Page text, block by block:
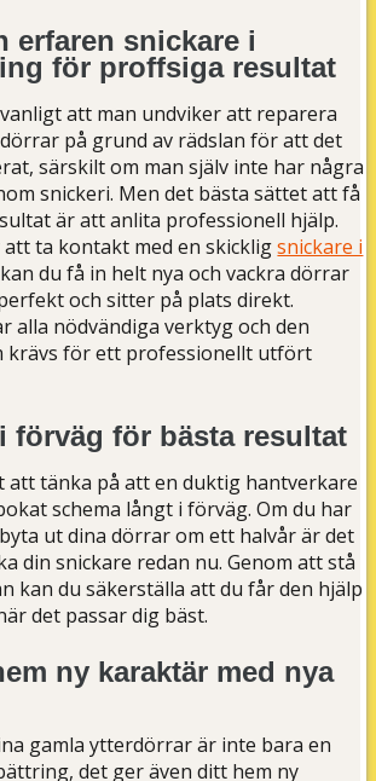
erfaren snickare i
för proffsiga resultat
att man undviker att reparera
på grund av rädslan för att det
särskilt om man själv inte har några
snickeri. Men det bästa sättet att få
är att anlita professionell hjälp.
att ta kontakt med en skickligsnickare i
kan du få in helt nya och vackra dörrar
och sitter på plats direkt.
alla nödvändiga verktyg och den
krävs för ett professionellt utfört
förväg för bästa resultat
att tänka på att en duktig hantverkare
schema långt i förväg. Om du har
ut dina dörrar om ett halvår är det
din snickare redan nu. Genom att stå
kan du säkerställa att du får den hjälp
det passar dig bäst.
ny karaktär med nya
gamla ytterdörrar är inte bara en
det ger även ditt hem ny